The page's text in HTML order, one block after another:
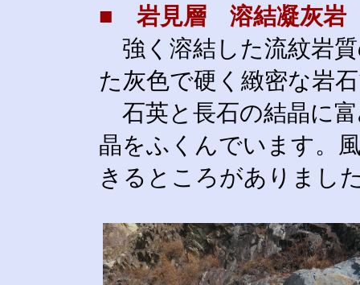
■ 岩見層 溶結凝灰岩
強く溶結した流紋岩
た灰色で硬く緻密な岩
石英と長石の結晶に
晶をふくんでいます。
きるところがありまし